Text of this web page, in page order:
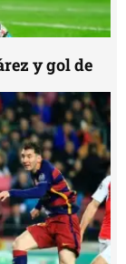
y gol de